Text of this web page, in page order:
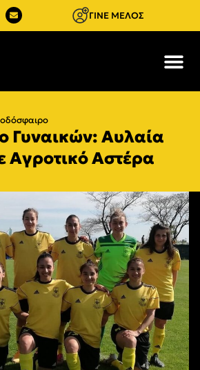
ΓΙΝΕ ΜΕΛΟΣ
Γυναικών: Αυλαία
Αγροτικό Αστέρα